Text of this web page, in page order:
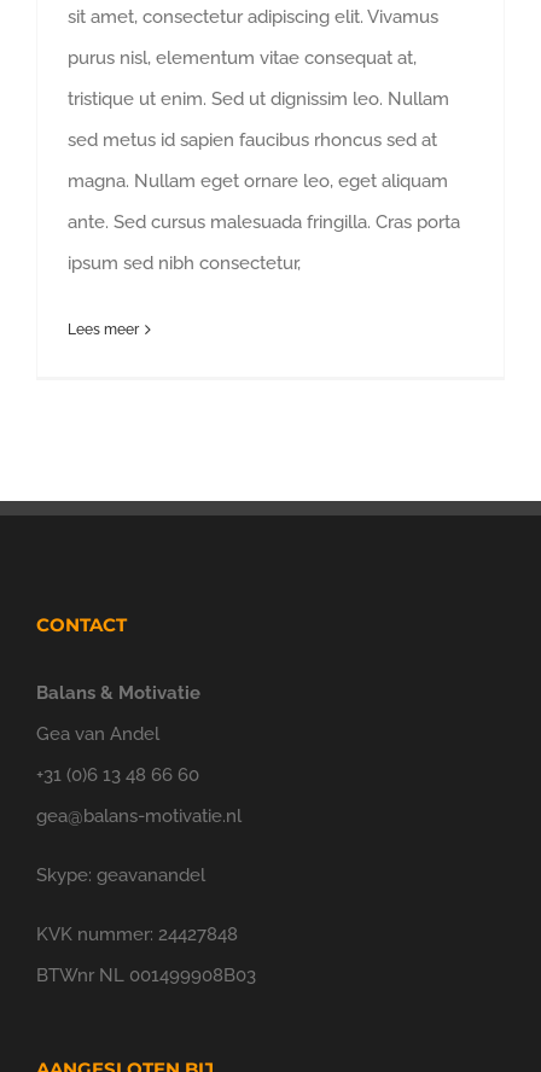
sit amet, consectetur adipiscing elit. Vivamus
purus nisl, elementum vitae consequat at,
tristique ut enim. Sed ut dignissim leo. Nullam
sed metus id sapien faucibus rhoncus sed at
magna. Nullam eget ornare leo, eget aliquam
ante. Sed cursus malesuada fringilla. Cras porta
ipsum sed nibh consectetur,
Lees meer
CONTACT
Balans & Motivatie
Gea van Andel
+31 (0)6 13 48 66 60
gea@balans-motivatie.nl
Skype: geavanandel
KVK nummer: 24427848
BTWnr NL 001499908B03